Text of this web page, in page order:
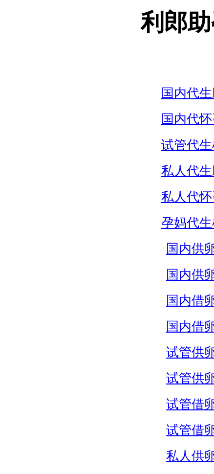
利郎
国内代
国内代
试管代
私人代
私人代
孕妈代
国内供
国内供
国内借
国内借
试管供
试管供
试管借
试管借
私人供